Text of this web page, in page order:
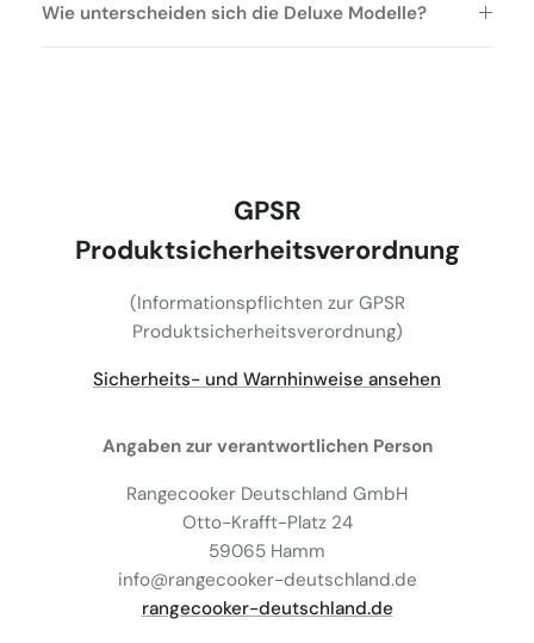
Wie unterscheiden sich die Deluxe Modelle?
GPSR
Produktsicherheitsverordnung
(Informationspflichten zur GPSR
Produktsicherheitsverordnung)
Sicherheits- und Warnhinweise ansehen
Angaben zur verantwortlichen Person
Rangecooker Deutschland GmbH
Otto-Krafft-Platz 24
59065 Hamm
info@rangecooker-deutschland.de
rangecooker-deutschland.de